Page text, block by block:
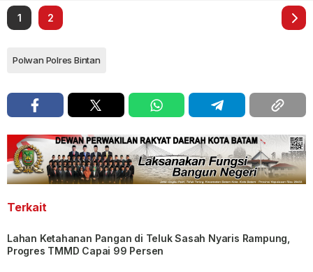
1 2
Polwan Polres Bintan
Terkait
Lahan Ketahanan Pangan di Teluk Sasah Nyaris Rampung,
Progres TMMD Capai 99 Persen